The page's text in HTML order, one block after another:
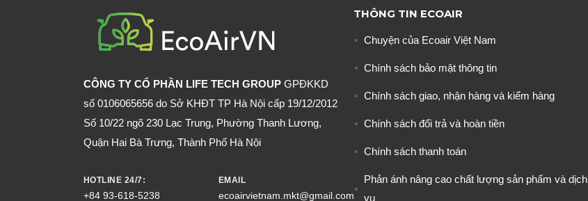
NHÀ
CÔNG TY CỔ PHẦN LIFE TECH GROUP GPĐKKD
số 0106065656 do Sở KHĐT TP Hà Nội cấp 19/12/2012
Số 10/22 ngõ 230 Lạc Trung, Phường Thanh Lương,
Quận Hai Bà Trưng, Thành Phố Hà Nội
HOTLINE 24/7:
+84 93-618-5238
EMAIL
ecoairvietnam.mkt@gmail.com
THÔNG TIN ECOAIR
Chuyện của Ecoair Việt Nam
Chính sách bảo mật thông tin
Chính sách giao, nhận hàng và kiểm hàng
Chính sách đổi trả và hoàn tiền
Chính sách thanh toán
Phản ánh nâng cao chất lượng sản phẩm và dịch
vụ